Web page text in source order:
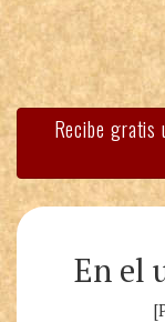
Recibe gratis
En el